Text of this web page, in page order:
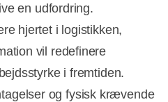
en udfordring.
hjertet i logistikken,
vil redefinere
i fremtiden.
og fysisk krævende